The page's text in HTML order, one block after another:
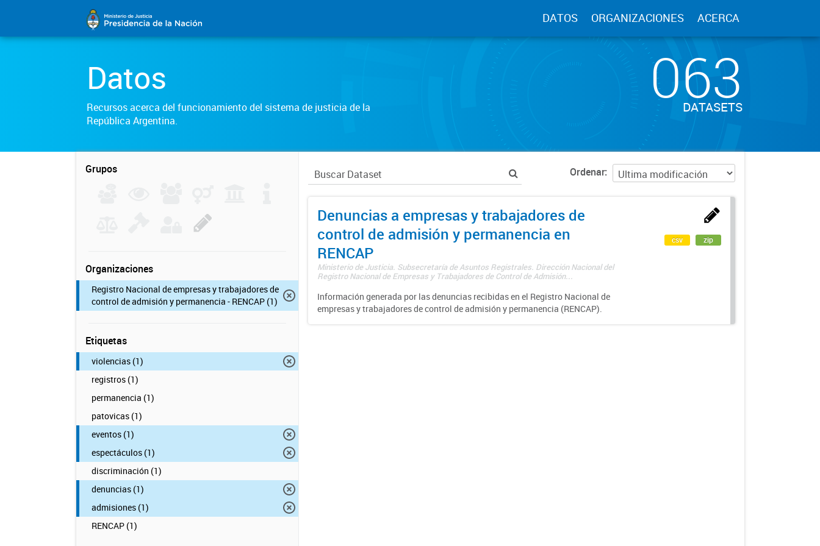
DATOS ORGANIZACIONES ACERCA
Datos
Recursos acerca del funcionamiento del sistema de justicia de la
República Argentina.
063
DATASETS
Grupos
Organizaciones
Registro Nacional de empresas y trabajadores de
control de admisión y permanencia - RENCAP (1)
Etiquetas
violencias (1)
registros (1)
permanencia (1)
patovicas (1)
eventos (1)
espectáculos (1)
discriminación (1)
denuncias (1)
admisiones (1)
RENCAP (1)
Ordenar
Denuncias a empresas y trabajadores de
control de admisión y permanencia en
RENCAP
Ministerio de Justicia. Subsecretaría de Asuntos Registrales. Dirección Nacional del
Registro Nacional de Empresas y Trabajadores de Control de Admisión...
Información generada por las denuncias recibidas en el Registro Nacional de
empresas y trabajadores de control de admisión y permanencia (RENCAP).
csv zip